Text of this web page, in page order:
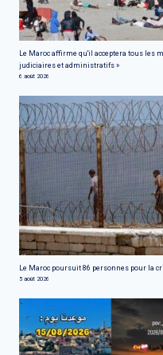
Le Maroc affirme qu'il acceptera tous les
judiciaires et administratifs »
6 août 2026
Le Maroc poursuit 86 personnes pour la
5 août 2026